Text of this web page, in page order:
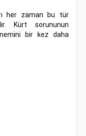
her zaman bu tür
Kürt sorununun
bir kez daha